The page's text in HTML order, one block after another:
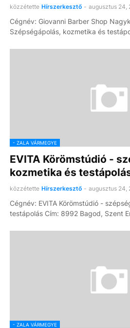
közzétette Hírszerkesztő - augusztus 24,
Cégnév: Giovanni Barber Shop
Szépségápolás, kozmetika és
- ZALA VÁRMEGYE
EVITA Körömstúdió -
kozmetika és
közzétette Hírszerkesztő - augusztus 24,
Cégnév: EVITA Körömstúdió -
testápolás Cím: 8992 Bagod, Szent
- ZALA VÁRMEGYE